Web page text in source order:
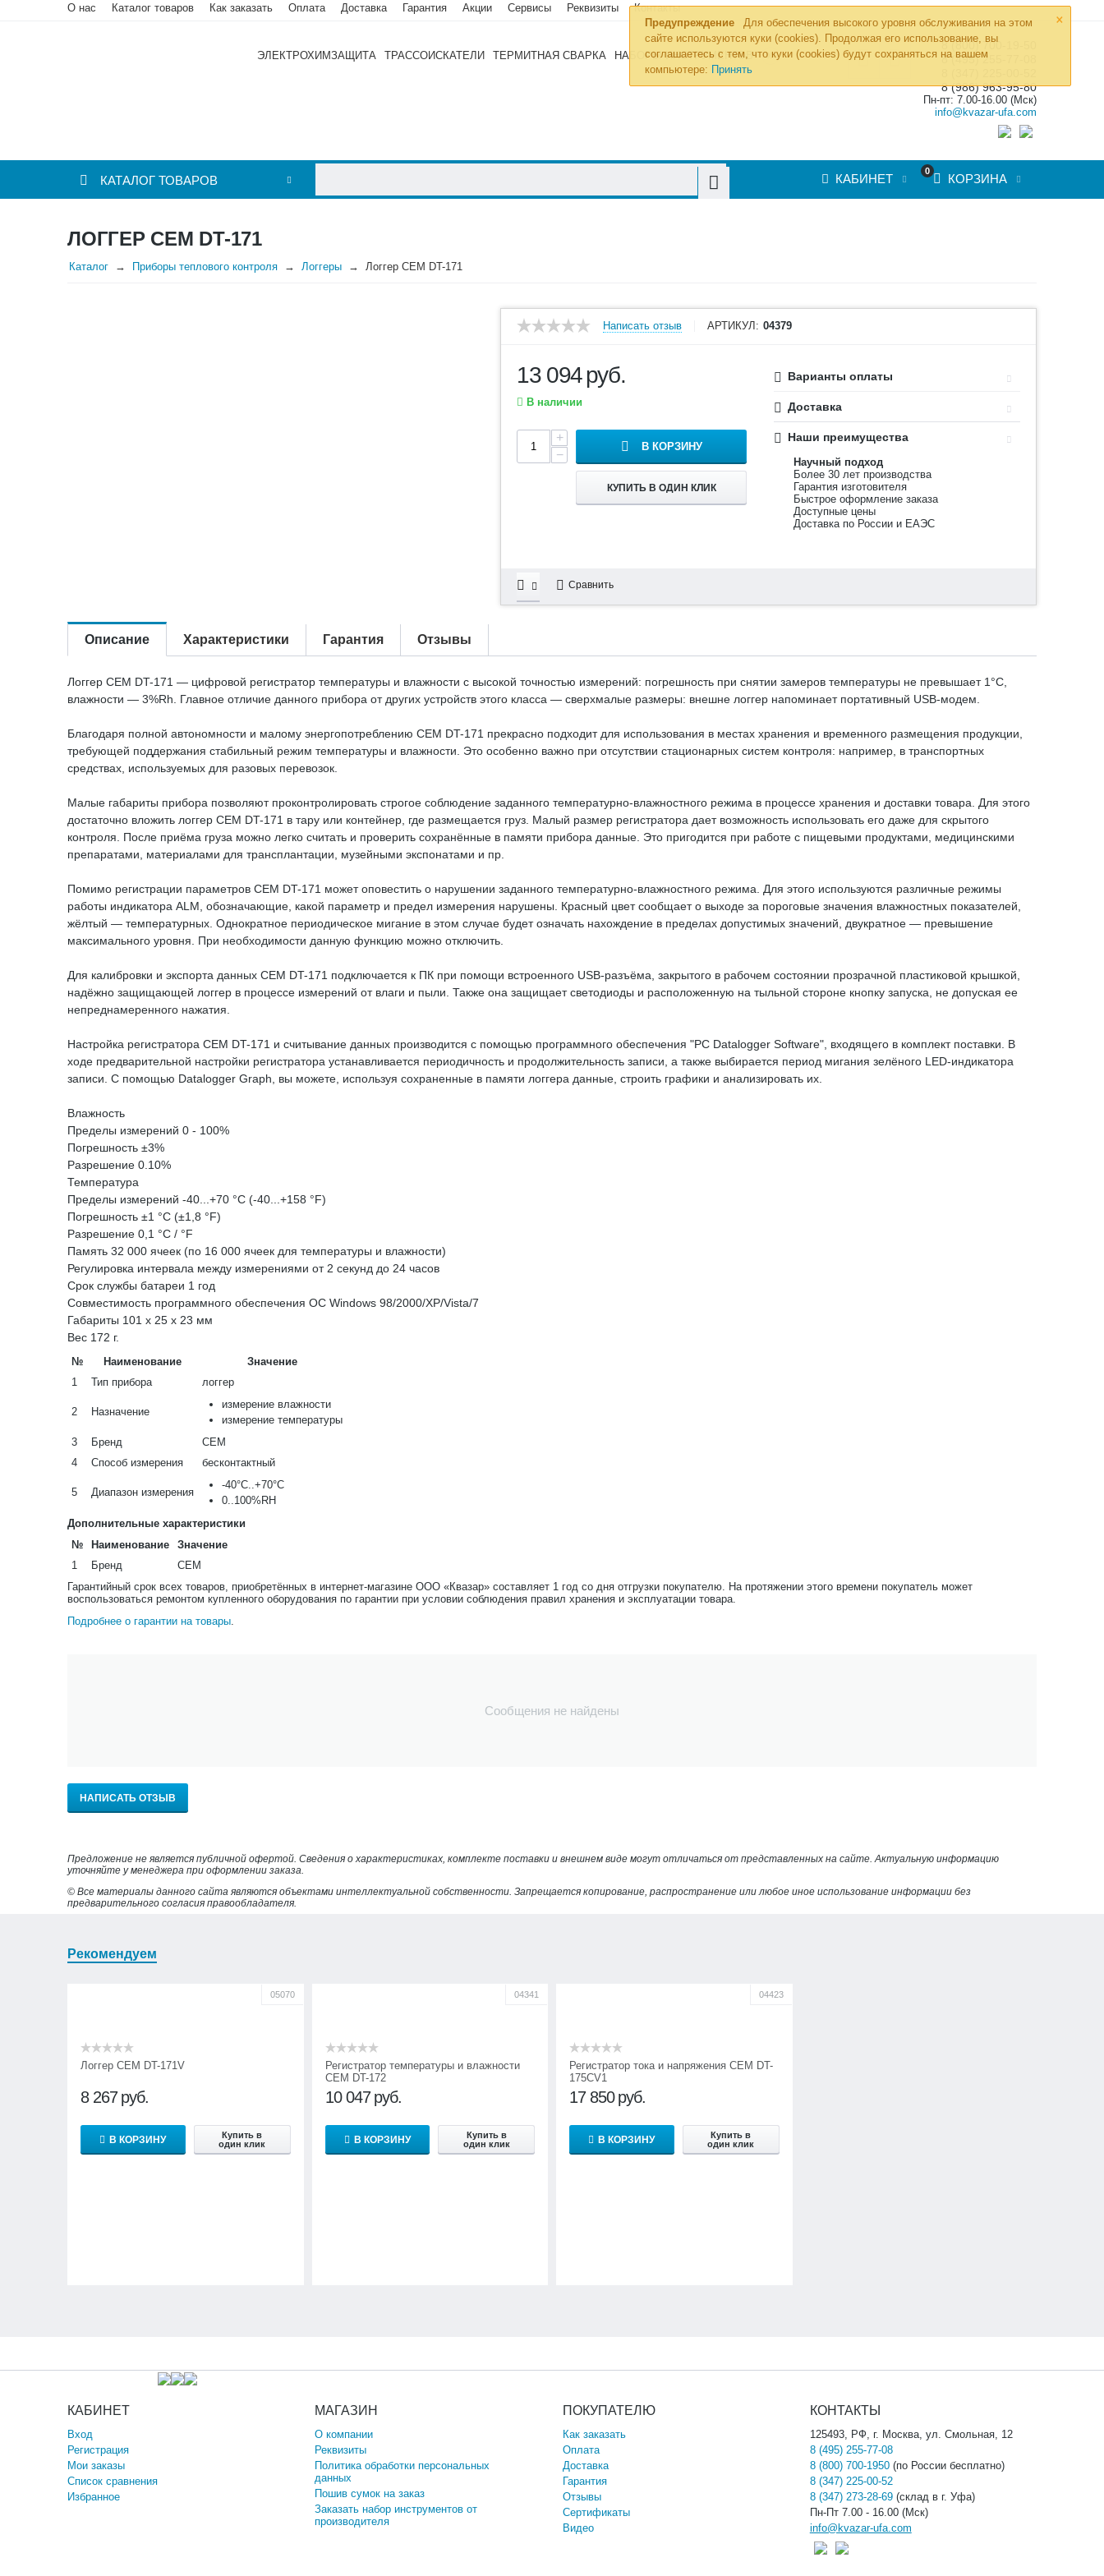
×
Предупреждение
Для обеспечения высокого уровня обслуживания на этом
сайте используются куки (cookies). Продолжая его использование, вы
соглашаетесь с тем, что куки (cookies) будут сохраняться на вашем
компьютере: Принять
О нас Каталог товаров Как заказать Оплата Доставка Гарантия Акции Сервисы Реквизиты Контакты
ЭЛЕКТРОХИМЗАЩИТА ТРАССОИСКАТЕЛИ ТЕРМИТНАЯ СВАРКА НАБОРЫ ИНСТРУМЕНТОВ »
8 (800) 700-19-50
8 (495) 255-77-08
8 (986) 963-95-80
Пн-пт: 7.00-16.00 (Мск)
info@kvazar-ufa.com
КАТАЛОГ ТОВАРОВ
0
КОРЗИНА
КАБИНЕТ
ЛОГГЕР CEM DT-171
Каталог Приборы теплового контроля Логгеры Логгер CEM DT-171
Написать отзыв АРТИКУЛ: 04379
13 094руб.
В наличии
+
−
В КОРЗИНУ
КУПИТЬ В ОДИН КЛИК
Варианты оплаты
Доставка
Наши преимущества
Научный подход
Более 30 лет производства
Гарантия изготовителя
Быстрое оформление заказа
Доступные цены
Доставка по России и ЕАЭС
Сравнить
Описание Характеристики Гарантия Отзывы
Логгер CEM DT-171 — цифровой регистратор температуры и влажности с высокой точностью измерений: погрешность при снятии замеров температуры не превышает ­1°С,
влажности — 3%Rh. Главное отличие данного прибора от других устройств этого класса — сверхмалые размеры: внешне логгер напоминает портативный USB-модем.
Благодаря полной автономности и малому энергопотреблению CEM DT-171 прекрасно подходит для использования в местах хранения и временного размещения продукции,
требующей поддержания стабильный режим температуры и влажности. Это особенно важно при отсутствии стационарных систем контроля: например, в транспортных
средствах, используемых для разовых перевозок.
Малые габариты прибора позволяют проконтролировать строгое соблюдение заданного температурно-влажностного режима в процессе хранения и доставки товара. Для этого
достаточно вложить логгер CEM DT-171 в тару или контейнер, где размещается груз. Малый размер регистратора дает возможность использовать его даже для скрытого
контроля. После приёма груза можно легко считать и проверить сохранённые в памяти прибора данные. Это пригодится при работе с пищевыми продуктами, медицинскими
препаратами, материалами для трансплантации, музейными экспонатами и пр.
Помимо регистрации параметров CEM DT-171 может оповестить о нарушении заданного температурно-влажностного режима. Для этого используются различные режимы
работы индикатора ALM, обозначающие, какой параметр и предел измерения нарушены. Красный цвет сообщает о выходе за пороговые значения влажностных показателей,
жёлтый — температурных. Однократное периодическое мигание в этом случае будет означать нахождение в пределах допустимых значений, двукратное — превышение
максимального уровня. При необходимости данную функцию можно отключить.
Для калибровки и экспорта данных CEM DT-171 подключается к ПК при помощи встроенного USB-разъёма, закрытого в рабочем состоянии прозрачной пластиковой крышкой,
надёжно защищающей логгер в процессе измерений от влаги и пыли. Также она защищает светодиоды и расположенную на тыльной стороне кнопку запуска, не допуская ее
непреднамеренного нажатия.
Настройка регистратора CEM DT-171 и считывание данных производится с помощью программного обеспечения "PC Datalogger Software", входящего в комплект поставки. В
ходе предварительной настройки регистратора устанавливается периодичность и продолжительность записи, а также выбирается период мигания зелёного LED-индикатора
записи. С помощью Datalogger Graph, вы можете, используя сохраненные в памяти логгера данные, строить графики и анализировать их.
Влажность
Пределы измерений 0 - 100%
Погрешность ±3%
Разрешение 0.10%
Температура
Пределы измерений -40...+70 °С (-40...+158 °F)
Погрешность ±1 °C (±1,8 °F)
Разрешение 0,1 °C / °F
Память 32 000 ячеек (по 16 000 ячеек для температуры и влажности)
Регулировка интервала между измерениями от 2 секунд до 24 часов
Срок службы батареи 1 год
Совместимость программного обеспечения ОС Windows 98/2000/XP/Vista/7
Габариты 101 х 25 х 23 мм
Вес 172 г.
№ Наименование
Значение
1
Тип прибора логгер
2 Назначение
измерение влажности
измерение температуры
3
Бренд
СЕМ
4
Способ измерения бесконтактный
5 Диапазон измерения
-40°С..+70°С
0..100%RH
Дополнительные характеристики
№
Наименование
Значение
1
Бренд
CEM
Гарантийный срок всех товаров, приобретённых в интернет-магазине ООО «Квазар» составляет 1 год со дня отгрузки покупателю. На протяжении этого времени покупатель может
воспользоваться ремонтом купленного оборудования по гарантии при условии соблюдения правил хранения и эксплуатации товара.
Подробнее о гарантии на товары
Сообщения не найдены
НАПИСАТЬ ОТЗЫВ
Предложение не является публичной офертой. Сведения о характеристиках, комплекте поставки и внешнем виде могут отличаться от представленных на сайте. Актуальную информацию
уточняйте у менеджера при оформлении заказа.
© Все материалы данного сайта являются объектами интеллектуальной собственности. Запрещается копирование, распространение или любое иное использование информации без
предварительного согласия правообладателя.
Рекомендуем
05070
Логгер CEM DT-171V
8 267 руб.
В КОРЗИНУ
Купить в
один клик
04341
Регистратор температуры и влажности
CEM DT-172
10 047 руб.
В КОРЗИНУ
Купить в
один клик
04423
Регистратор тока и напряжения CEM DT-
175CV1
17 850 руб.
В КОРЗИНУ
Купить в
один клик
КАБИНЕТ
Вход
Регистрация
Мои заказы
Список сравнения
Избранное
МАГАЗИН
О компании
Реквизиты
Политика обработки персональных
данных
Пошив сумок на заказ
Заказать набор инструментов от
производителя
ПОКУПАТЕЛЮ
Как заказать
Оплата
Доставка
Гарантия
Отзывы
Сертификаты
Видео
КОНТАКТЫ
125493, РФ, г. Москва, ул. Смольная, 12
8 (495) 255-77-08
8 (800) 700-1950(по России бесплатно)
8 (347) 225-00-52
8 (347) 273-28-69(склад в г. Уфа)
Пн-Пт 7.00 - 16.00 (Мск)
info@kvazar-ufa.com